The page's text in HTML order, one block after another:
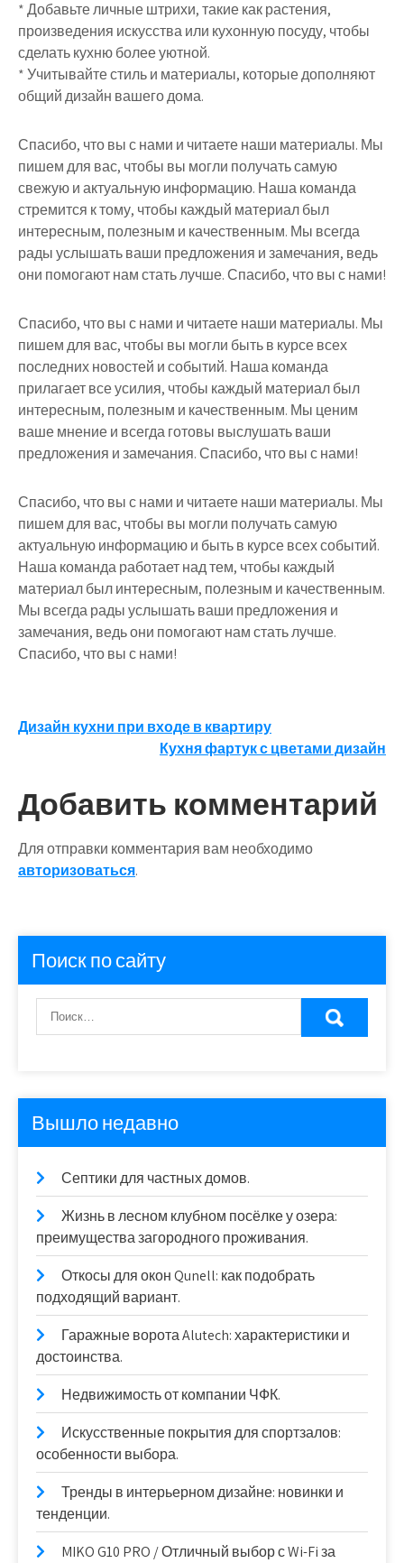
* Добавьте личные штрихи, такие как растения,
произведения искусства или кухонную посуду, чтобы
сделать кухню более уютной.
* Учитывайте стиль и материалы, которые дополняют
общий дизайн вашего дома.
Спасибо, что вы с нами и читаете наши материалы. Мы
пишем для вас, чтобы вы могли получать самую
свежую и актуальную информацию. Наша команда
стремится к тому, чтобы каждый материал был
интересным, полезным и качественным. Мы всегда
рады услышать ваши предложения и замечания, ведь
они помогают нам стать лучше. Спасибо, что вы с нами!
Спасибо, что вы с нами и читаете наши материалы. Мы
пишем для вас, чтобы вы могли быть в курсе всех
последних новостей и событий. Наша команда
прилагает все усилия, чтобы каждый материал был
интересным, полезным и качественным. Мы ценим
ваше мнение и всегда готовы выслушать ваши
предложения и замечания. Спасибо, что вы с нами!
Спасибо, что вы с нами и читаете наши материалы. Мы
пишем для вас, чтобы вы могли получать самую
актуальную информацию и быть в курсе всех событий.
Наша команда работает над тем, чтобы каждый
материал был интересным, полезным и качественным.
Мы всегда рады услышать ваши предложения и
замечания, ведь они помогают нам стать лучше.
Спасибо, что вы с нами!
Навигация
записям
Дизайн кухни при входе в квартиру
Кухня фартук с цветами дизайн
Добавить комментарий
Для отправки комментария вам необходимо
авторизоваться.
Поиск по сайту
Вышло недавно
Септики для частных домов.
Жизнь в лесном клубном посёлке у озера:
преимущества загородного проживания.
Откосы для окон Qunell: как подобрать
подходящий вариант.
Гаражные ворота Alutech: характеристики и
достоинства.
Недвижимость от компании ЧФК.
Искусственные покрытия для спортзалов:
особенности выбора.
Тренды в интерьерном дизайне: новинки и
тенденции.
MIKO G10 PRO / Отличный выбор с Wi-Fi за